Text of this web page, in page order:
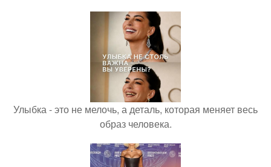
Улыбка - это не мелочь, а деталь, которая меняет весь
образ человека.